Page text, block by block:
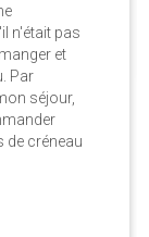
n'était pas
et
Par
séjour,
de créneau